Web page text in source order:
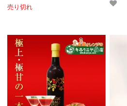
売り切れ